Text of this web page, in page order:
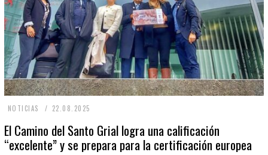
NOTICIAS 22.08.2025
.
El Camino del Santo Grial logra una calificación
“excelente” y se prepara para la certificación europea